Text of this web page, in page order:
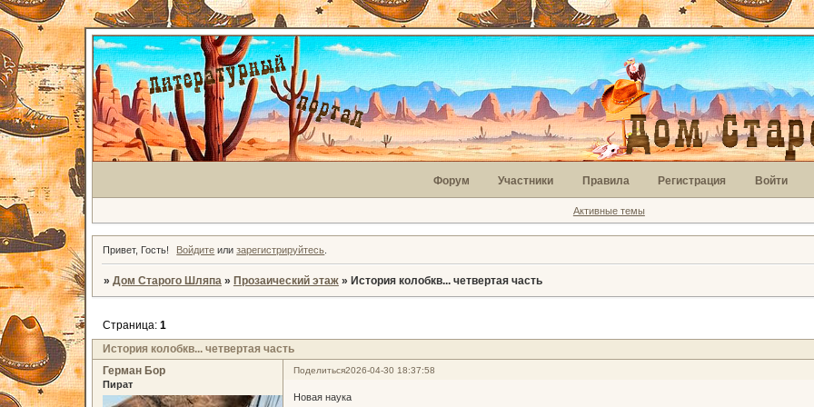
Форум Участники Правила Регистрация Войти
Активные темы
Привет, Гость! Войдите илизарегистрируйтесь
» Дом Старого Шляпа » Прозаический этаж » История колобкв... четвертая часть
История колобкв... четвертая часть
Страница: 1
Поделиться2026-04-30 18:37:58
Герман Бор
Пират
Новая наука